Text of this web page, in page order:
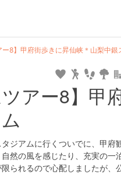
ー8】甲府街歩きに昇仙峡＊山梨中銀
pin tel time url hot type camera home
ツアー8】甲
ジアムに行くついでに、甲府
然の風を感じたり、充実の一
られるので心配しましたが、